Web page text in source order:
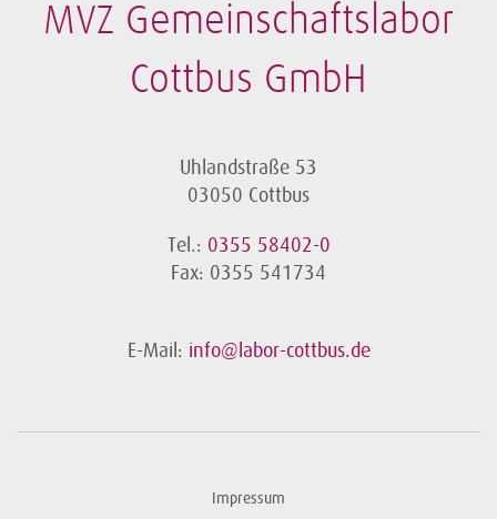
MVZ Gemeinschaftslabor
Cottbus GmbH
Uhlandstraße 53
03050 Cottbus
Tel.: 0355 58402-0
Fax: 0355 541734
E-Mail: info@labor-cottbus.de
Impressum